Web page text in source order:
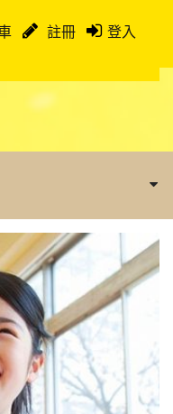
註冊 登入